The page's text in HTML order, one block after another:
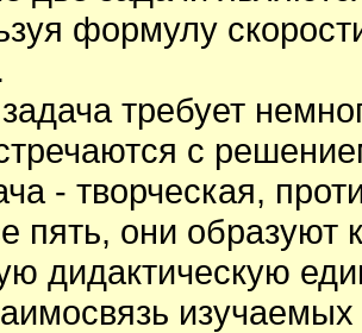
формулу
требует
с
- творческая,
пять, они образуют
дидактическую